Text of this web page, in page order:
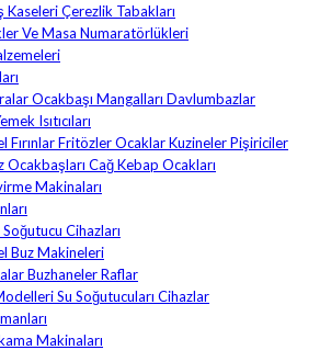
Kaseleri Çerezlik Tabakları
Ve Masa Numaratörlükleri
Ocakbaşı Mangalları Davlumbazlar
Isıtıcıları
Fırınlar Fritözler Ocaklar Kuzineler Pişiriciler
Ocakbaşları Cağ Kebap Ocakları
Makinaları
Cihazları
Buz Makineleri
Buzhaneler Raflar
Su Soğutucuları Cihazlar
Makinaları